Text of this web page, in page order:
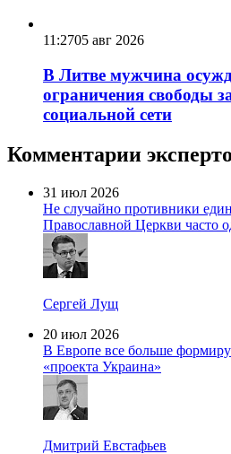
11:2705 авг 2026
В Литве мужчина
ограничения свободы
социальной сети
Комментарии
31 июл 2026
Не случайно противники
Православной Церкви часто
Сергей Лущ
20 июл 2026
В Европе все больше
«проекта Украина»
Дмитрий Евстафьев